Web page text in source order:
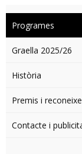
Programes
Graella 2025/26
Història
Premis i
Contacte i